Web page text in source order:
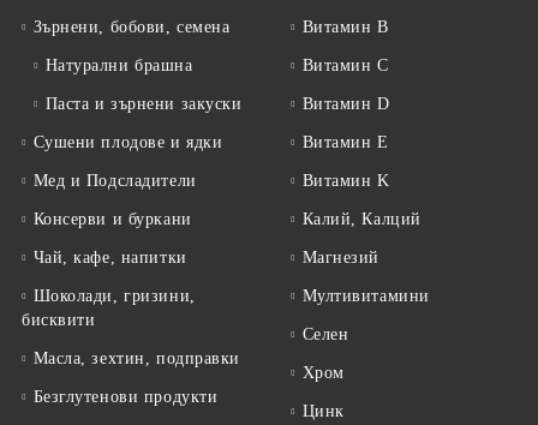
Зърнени, бобови, семена
Натурални брашна
Паста и зърнени закуски
Сушени плодове и ядки
Мед и Подсладители
Консерви и буркани
Чай, кафе, напитки
Шоколади, гризини,
бисквити
Масла, зехтин, подправки
Безглутенови продукти
Витамин B
Витамин C
Витамин D
Витамин E
Витамин K
Калий, Калций
Магнезий
Мултивитамини
Селен
Хром
Цинк